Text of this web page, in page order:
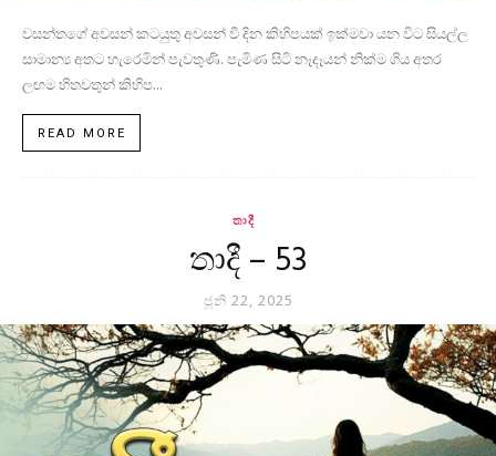
වසන්තගේ අවසන් කටයුතු අවසන් වී දින කිහිපයක් ඉක්මවා යන විට සියල්ල
සාමාන්‍ය අතට හැරෙමින් පැවතුණි. පැමිණ සිටි නෑදෑයන් නික්ම ගිය අතර
ලඟම හිතවතුන් කිහිප...
READ MORE
තාදී
තාදී – 53
ජූනි 22, 2025